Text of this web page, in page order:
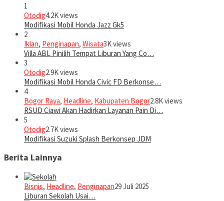
1
Otodig4.2K views
Modifikasi Mobil Honda Jazz Gk5
2
Iklan, Penginapan, Wisata3K views
Villa ABL Pinilih Tempat Liburan Yang Co…
3
Otodig2.9K views
Modifikasi Mobil Honda Civic FD Berkonse…
4
Bogor Raya, Headline, Kabupaten Bogor2.8K views
RSUD Ciawi Akan Hadirkan Layanan Pain Di…
5
Otodig2.7K views
Modifikasi Suzuki Splash Berkonsep JDM
Berita Lainnya
Bisnis, Headline, Penginapan29 Juli 2025
Liburan Sekolah Usai…